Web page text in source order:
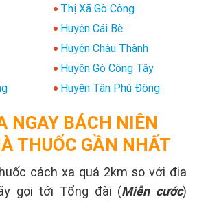
Thị Xã Gò Công
Huyện Cái Bè
Huyện Châu Thành
Huyện Gò Công Tây
Huyện Tân Phú Đông
NGAY BÁCH NIÊN
THUỐC GẦN NHẤT
cách xa quá 2km so với địa
gọi tới Tổng đài (Miễn cước)